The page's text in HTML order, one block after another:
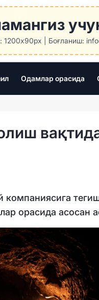
1200x90px | Боғланиш:
Одамлар орасида
орасида асосан